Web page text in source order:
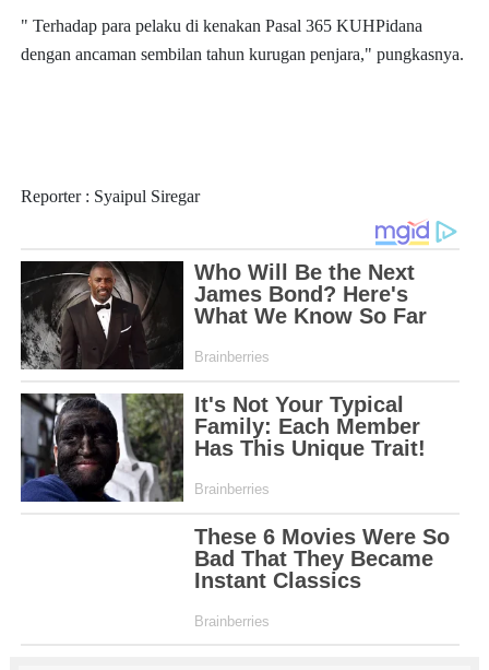
" Terhadap para pelaku di kenakan Pasal 365 KUHPidana
dengan ancaman sembilan tahun kurugan penjara," pungkasnya.
Reporter : Syaipul Siregar